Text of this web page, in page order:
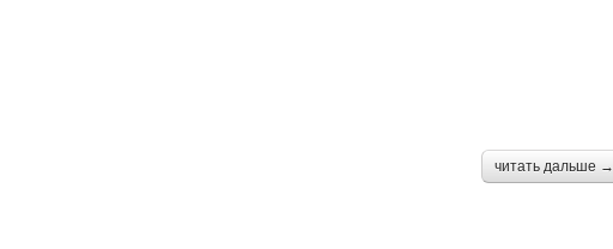
читать дальше →